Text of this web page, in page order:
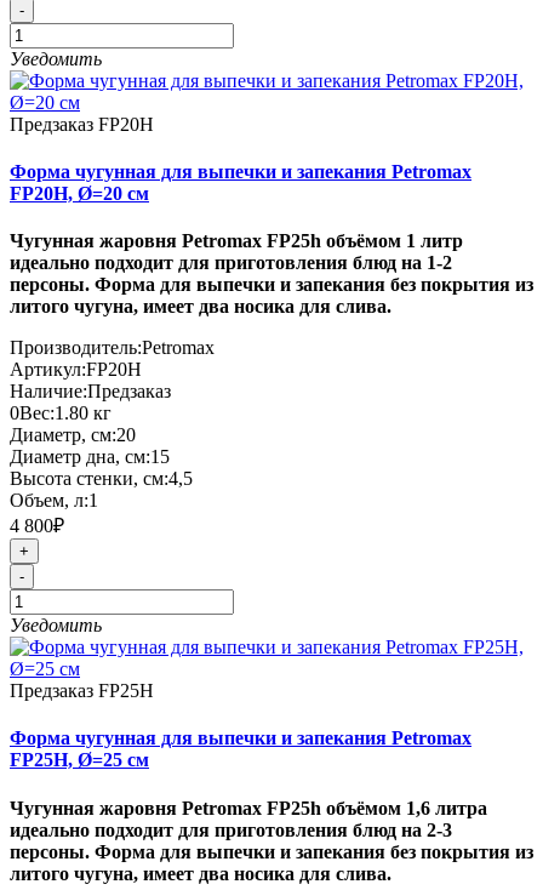
-
Уведомить
Предзаказ FP20H
Форма чугунная для выпечки и запекания Petromax
FP20H, Ø=20 см
Чугунная жаровня Petromax FP25h объёмом 1 литр
идеально подходит для приготовления блюд на 1-2
персоны. Форма для выпечки и запекания без покрытия из
литого чугуна, имеет два носика для слива.
Производитель:Petromax
Артикул:FP20H
Наличие:Предзаказ
0Вес:1.80 кг
Диаметр, см:20
Диаметр дна, см:15
Высота стенки, см:4,5
Объем, л:1
4 800₽
+
-
Уведомить
Предзаказ FP25H
Форма чугунная для выпечки и запекания Petromax
FP25H, Ø=25 см
Чугунная жаровня Petromax FP25h объёмом 1,6 литра
идеально подходит для приготовления блюд на 2-3
персоны. Форма для выпечки и запекания без покрытия из
литого чугуна, имеет два носика для слива.